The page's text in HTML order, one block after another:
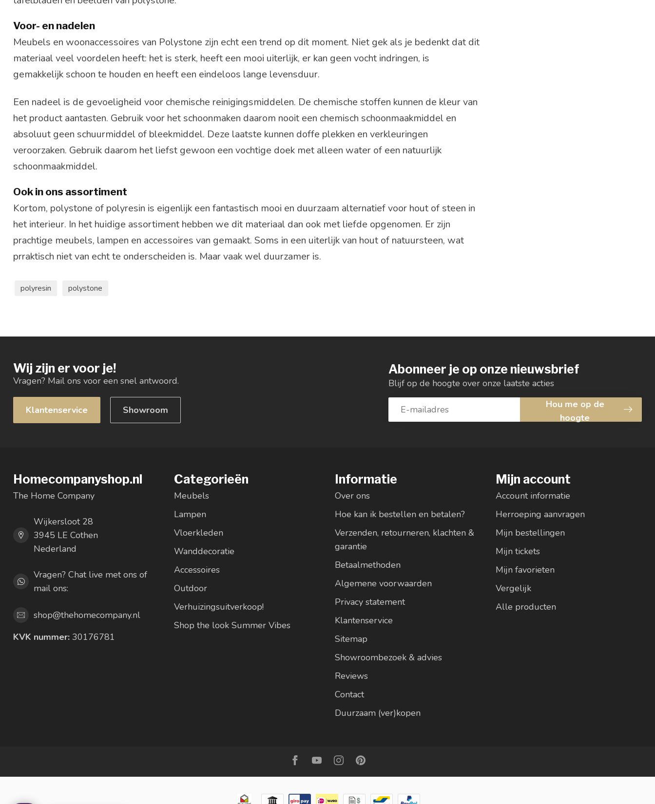
Voor- en nadelen
Meubels en woonaccessoires van Polystone zijn echt een trend op dit moment. Niet gek als je bedenkt dat dit
materiaal veel voordelen heeft: het is sterk, heeft een mooi uiterlijk, er kan geen vocht indringen, is
gemakkelijk schoon te houden en heeft een eindeloos lange levensduur.
Een nadeel is de gevoeligheid voor chemische reinigingsmiddelen. De chemische stoffen kunnen de kleur van
het product aantasten. Gebruik voor het schoonmaken daarom nooit een chemisch schoonmaakmiddel en
absoluut geen schuurmiddel of bleekmiddel. Deze laatste kunnen doffe plekken en verkleuringen
veroorzaken. Gebruik daarom het liefst gewoon een vochtige doek met alleen water of een natuurlijk
schoonmaakmiddel.
Ook in ons assortiment
Kortom, polystone of polyresin is eigenlijk een fantastisch mooi en duurzaam alternatief voor hout of steen in
het interieur. In het huidige assortiment hebben we dit materiaal dan ook met liefde opgenomen. Er zijn
prachtige meubels, lampen en accessoires van gemaakt. Soms in een uiterlijk van hout of natuursteen, wat
prraktisch niet van echt te onderscheiden is. Maar vaak wel duurzamer is.
polyresin polystone
Wij zijn er voor je!
Vragen? Mail ons voor een snel antwoord.
Klantenservice Showroom
Abonneer je op onze nieuwsbrief
Blijf op de hoogte over onze laatste acties
Hou me op de
hoogte
Homecompanyshop.nl
The Home Company
Wijkersloot 28
3945 LE Cothen
Nederland
Vragen? Chat live met ons of
mail ons:
shop@thehomecompany.nl
KVK nummer: 30176781
Categorieën
Meubels
Lampen
Vloerkleden
Wanddecoratie
Accessoires
Outdoor
Verhuizingsuitverkoop!
Shop the look Summer Vibes
Informatie
Over ons
Hoe kan ik bestellen en betalen?
Verzenden, retourneren, klachten &
garantie
Betaalmethoden
Algemene voorwaarden
Privacy statement
Klantenservice
Sitemap
Showroombezoek & advies
Reviews
Contact
Duurzaam (ver)kopen
Mijn account
Account informatie
Herroeping aanvragen
Mijn bestellingen
Mijn tickets
Mijn favorieten
Vergelijk
Alle producten